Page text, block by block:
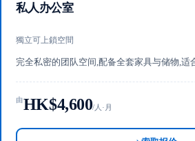
私人办公室
獨立可上鎖空間
完全私密的团队空间,配备全套家具与储物,适
由HK$4,600/人·月